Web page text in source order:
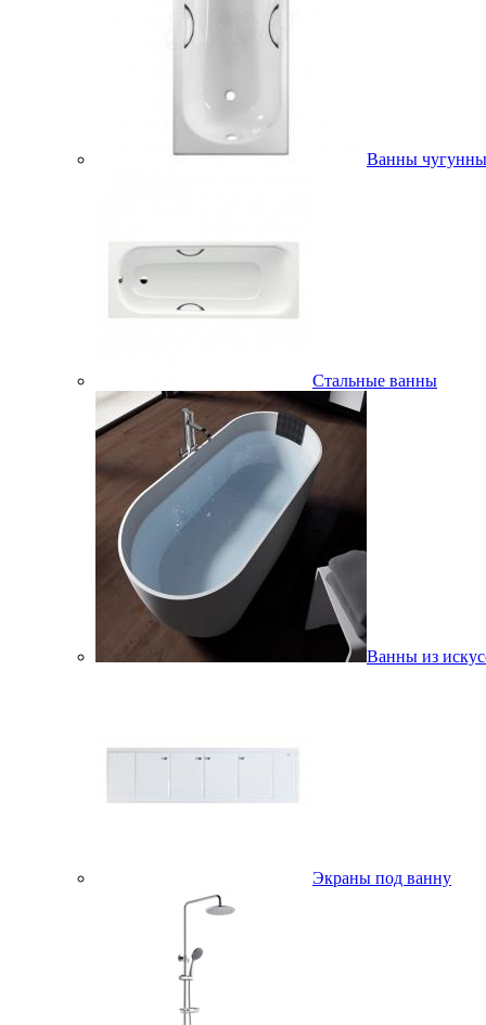
Ванны
Стальные ванны
Ванны из
Экраны под ванну